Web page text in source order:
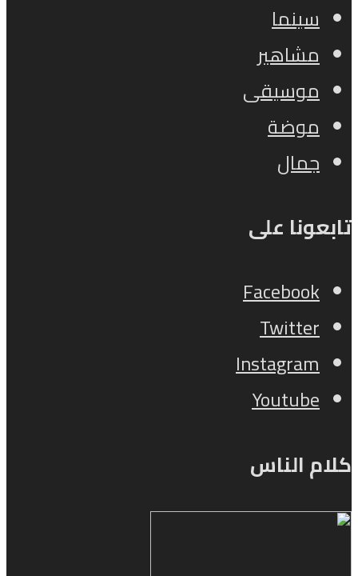
سينما
مشاهير
موسيقى
موضة
جمال
تابعونا على
Facebook
Twitter
Instagram
Youtube
كلام الناس